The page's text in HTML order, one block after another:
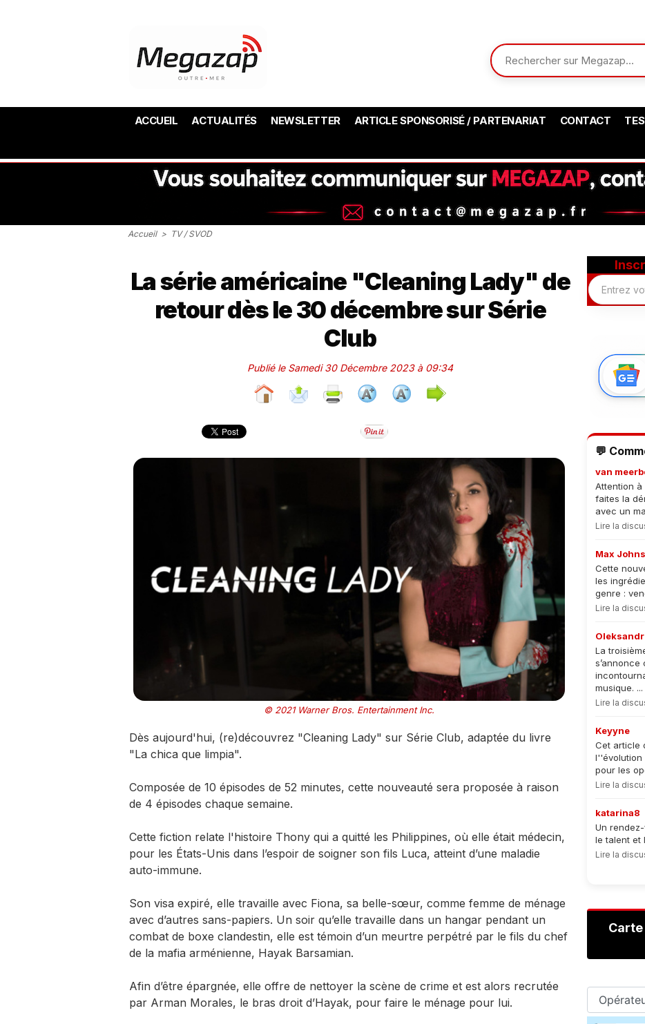
ACCUEIL ACTUALITÉS NEWSLETTER ARTICLE SPONSORISÉ / PARTENARIAT CONTACT
Accueil > TV / SVOD
La série américaine "Cleaning Lady" de
retour dès le 30 décembre sur Série
Club
Publié le Samedi 30 Décembre 2023 à 09:34
© 2021 Warner Bros. Entertainment Inc.
Dès aujourd'hui, (re)découvrez "Cleaning Lady" sur Série Club, adaptée du livre
"La chica que limpia".
Composée de 10 épisodes de 52 minutes, cette nouveauté sera proposée à raison
de 4 épisodes chaque semaine.
Cette fiction relate l'histoire Thony qui a quitté les Philippines, où elle était médecin,
pour les États-Unis dans l’espoir de soigner son fils Luca, atteint d’une maladie
auto-immune.
Son visa expiré, elle travaille avec Fiona, sa belle-sœur, comme femme de ménage
avec d’autres sans-papiers. Un soir qu’elle travaille dans un hangar pendant un
combat de boxe clandestin, elle est témoin d’un meurtre perpétré par le fils du chef
de la mafia arménienne, Hayak Barsamian.
Afin d’être épargnée, elle offre de nettoyer la scène de crime et est alors recrutée
par Arman Morales, le bras droit d’Hayak, pour faire le ménage pour lui.
💬
van
Attention
faites la
avec un
Lire la
Max
Cette
les
genre :
Lire la
Oleksandr
La
musique. ...
Lire la
Keyyne
Cet article
l''évolution
pour les
Lire la
katarina8
Un
le talent et
Lire la